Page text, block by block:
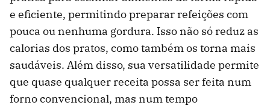
e eficiente, permitindo preparar refeições com
pouca ou nenhuma gordura. Isso não só reduz as
calorias dos pratos, como também os torna mais
saudáveis. Além disso, sua versatilidade permite
que quase qualquer receita possa ser feita num
forno convencional, mas num tempo